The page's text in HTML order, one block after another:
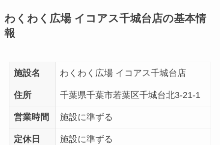
わくわく広場 イコアス千城台店の基本情
報
施設名 わくわく広場 イコアス千城台店
住所 千葉県千葉市若葉区千城台北3-21-1
営業時間 施設に準ずる
定休日 施設に準ずる